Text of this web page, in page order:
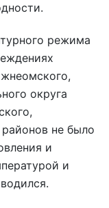
режима
округа
не было
и
и